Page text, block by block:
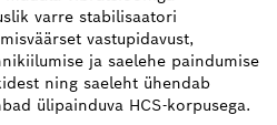
varre stabilisaatori
vastupidavust,
ja saelehe paindumise
ning saeleht ühendab
ülipainduva HCS-korpusega.